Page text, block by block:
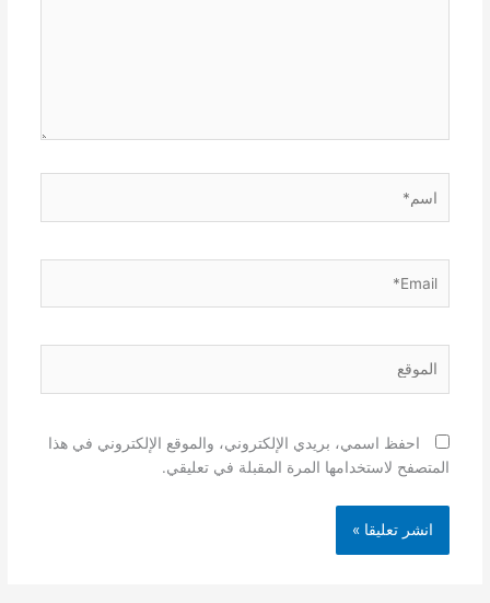
احفظ اسمي، بريدي الإلكتروني، والموقع الإلكتروني في هذا
المتصفح لاستخدامها المرة المقبلة في تعليقي.